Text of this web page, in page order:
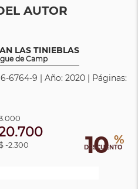
AUTOR
LAS TINIEBLAS
de Camp
6764-9 | Año: 2020 | Páginas:
10 %
DESCUENTO
-2.300